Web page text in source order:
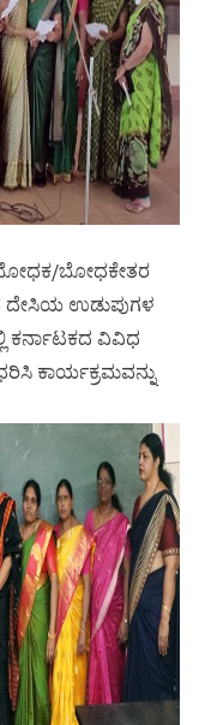
ಬೋಧಕ/ಬೋಧಕೇತರ
ದೇಸಿಯ ಉಡುಪುಗಳ
ಕರ್ನಾಟಕದ ವಿವಿಧ
ಕಾರ್ಯಕ್ರಮವನ್ನು